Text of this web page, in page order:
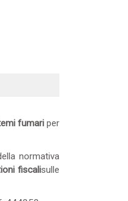
fumariper
normativa
fiscalisulle